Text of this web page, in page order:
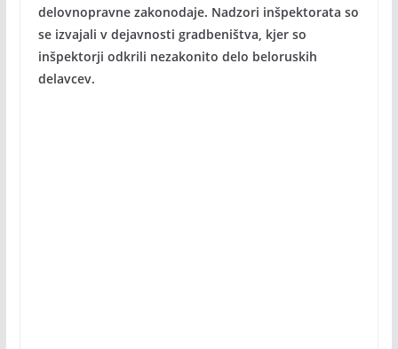
delovnopravne zakonodaje. Nadzori inšpektorata so
se izvajali v dejavnosti gradbeništva, kjer so
inšpektorji odkrili nezakonito delo beloruskih
delavcev.